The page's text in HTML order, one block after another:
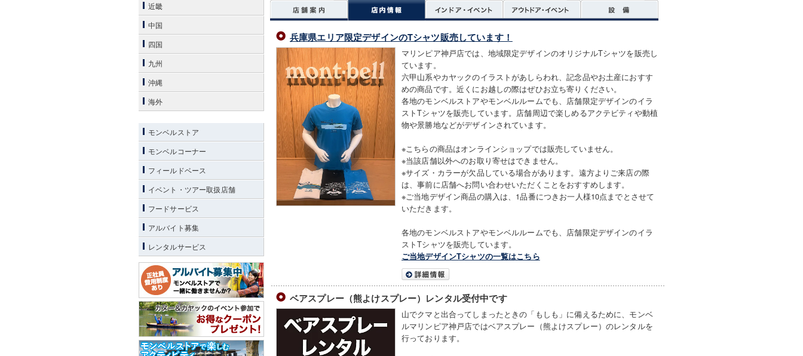
兵庫県エリア限定デザインのTシャツ販売しています！
マリンピア神戸店では、地域限定デザインのオリジナルTシャツを販売し
ています。
六甲山系やカヤックのイラストがあしらわれ、記念品やお土産におすす
めの商品です。近くにお越しの際はぜひお立ち寄りください。
各地のモンベルストアやモンベルルームでも、店舗限定デザインのイラ
ストTシャツを販売しています。店舗周辺で楽しめるアクテビティや動植
物や景勝地などがデザインされています。
※こちらの商品はオンラインショップでは販売していません。
※当該店舗以外へのお取り寄せはできません。
※サイズ・カラーが欠品している場合があります。遠方よりご来店の際
は、事前に店舗へお問い合わせいただくことをおすすめします。
※ご当地デザイン商品の購入は、1品番につきお一人様10点までとさせて
いただきます。
各地のモンベルストアやモンベルルームでも、店舗限定デザインのイラ
ストTシャツを販売しています。
ご当地デザインTシャツの一覧はこちら
ベアスプレー（熊よけスプレー）レンタル受付中です
山でクマと出合ってしまったときの「もしも」に備えるために、モンベ
ルマリンピア神戸店ではベアスプレー（熊よけスプレー）のレンタルを
行っております。
近畿
中国
四国
九州
沖縄
海外
モンベルストア
モンベルコーナー
フィールドベース
イベント・ツアー取扱店舗
フードサービス
アルバイト募集
レンタルサービス